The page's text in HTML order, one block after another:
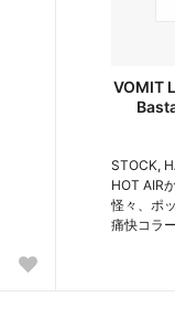
VOMIT
STOCK,
HOT AIR
怪々、ポ
痛快コラ